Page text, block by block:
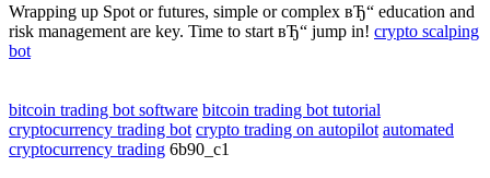
Wrapping up Spot or futures, simple or complex вЂ“ education and
risk management are key. Time to start вЂ“ jump in! crypto scalping
bot
bitcoin trading bot software bitcoin trading bot tutorial
cryptocurrency trading bot crypto trading on autopilot automated
cryptocurrency trading 6b90_c1